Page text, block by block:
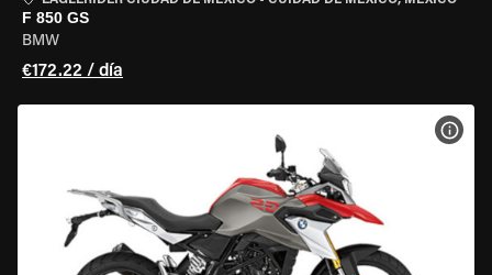
F 850 GS
BMW
€172.22 / día
VER